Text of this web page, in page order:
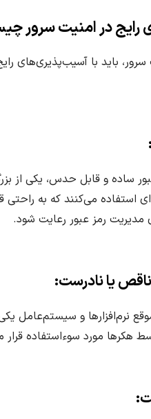
رایج در امنیت سرور
سرور، باید با آسیب‌پذیری‌های
ساده و قابل حدس، یکی
استفاده می‌کنند که به
مدیریت رمز عبور رعایت شود.
یا نادرست:
نرم‌افزارها و
هکرها مورد سوءاستفاده